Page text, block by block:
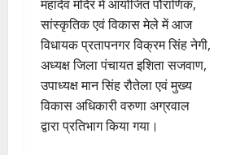
महादेव मंदिर में आयोजित पौराणिक,
सांस्कृतिक एवं विकास मेले में आज
विधायक प्रतापनगर विक्रम सिंह नेगी,
अध्यक्ष जिला पंचायत इशिता सजवाण,
उपाध्यक्ष मान सिंह रौतेला एवं मुख्य
विकास अधिकारी वरुणा अग्रवाल
द्वारा प्रतिभाग किया गया।